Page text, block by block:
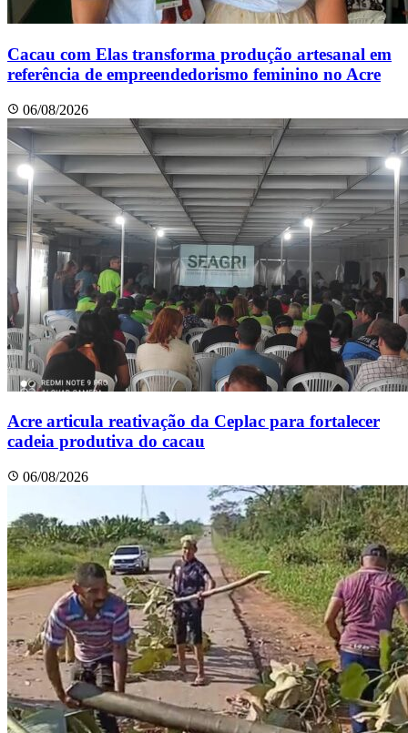
Cacau com Elas transforma produção artesanal em
referência de empreendedorismo feminino no Acre
06/08/2026
Acre articula reativação da Ceplac para fortalecer
cadeia produtiva do cacau
06/08/2026